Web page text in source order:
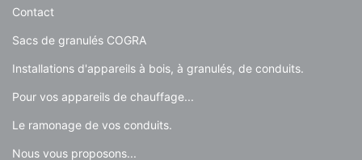
Contact
Sacs de granulés COGRA
Installations d'appareils à bois, à granulés, de conduits.
Pour vos appareils de chauffage...
Le ramonage de vos conduits.
Nous vous proposons...